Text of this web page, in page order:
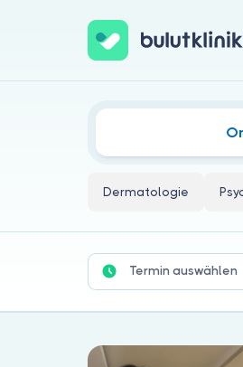
Kinderheilkunde
Dermatologie
Termin auswählen